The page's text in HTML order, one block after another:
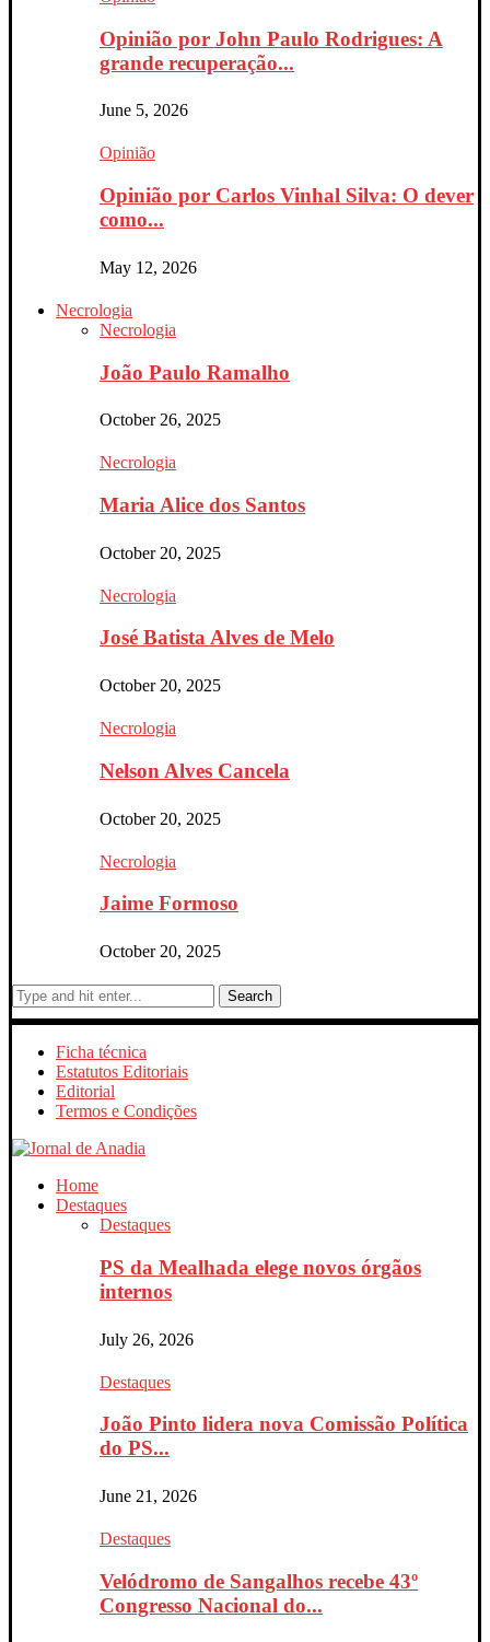
Opinião por John Paulo Rodrigues: A
grande recuperação...
June 5, 2026
Opinião
Opinião por Carlos Vinhal Silva: O dever
como...
May 12, 2026
Necrologia
Necrologia
João Paulo Ramalho
October 26, 2025
Necrologia
Maria Alice dos Santos
October 20, 2025
Necrologia
José Batista Alves de Melo
October 20, 2025
Necrologia
Nelson Alves Cancela
October 20, 2025
Necrologia
Jaime Formoso
October 20, 2025
Search
Ficha técnica
Estatutos Editoriais
Editorial
Termos e Condições
Home
Destaques
Destaques
PS da Mealhada elege novos órgãos
internos
July 26, 2026
Destaques
João Pinto lidera nova Comissão Política
do PS...
June 21, 2026
Destaques
Velódromo de Sangalhos recebe 43º
Congresso Nacional do...